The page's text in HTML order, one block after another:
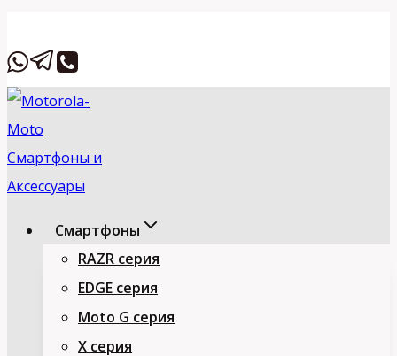
к
Смартфоны
RAZR серия
EDGE серия
Moto G серия
X серия